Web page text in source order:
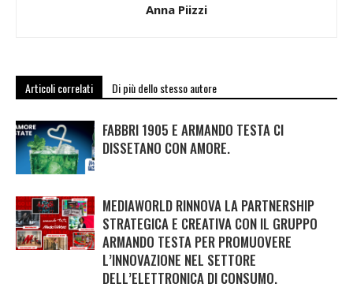
Anna Piizzi
Articoli correlati Di più dello stesso autore
FABBRI 1905 E ARMANDO TESTA CI
DISSETANO CON AMORE.
MEDIAWORLD RINNOVA LA PARTNERSHIP
STRATEGICA E CREATIVA CON IL GRUPPO
ARMANDO TESTA PER PROMUOVERE
L’INNOVAZIONE NEL SETTORE
DELL’ELETTRONICA DI CONSUMO.